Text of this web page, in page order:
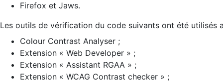
Firefox et Jaws.
Les outils de vérification du code suivants ont été utilisés
Colour Contrast Analyser ;
Extension « Web Developer » ;
Extension « Assistant RGAA » ;
Extension « WCAG Contrast checker » ;